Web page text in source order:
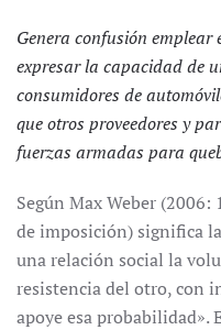
Genera confusión
expresar la capacidad de
consumidores de
que otros proveedores y
fuerzas armadas para
Según Max Weber (2006:
de imposición) significa
una relación social la
resistencia del otro, con
apoye esa probabilidad».